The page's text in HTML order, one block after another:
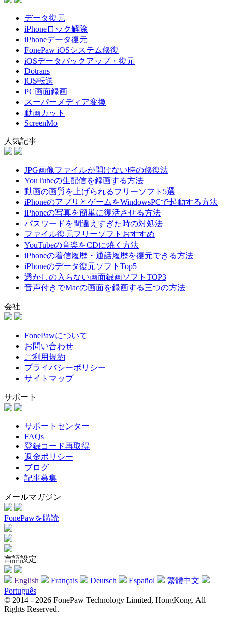
データ復元
iPhoneロック解除
iPhoneデータ復元
FonePaw iOSシステム修復
iOSデータバックアップ・復元
Dotrans
iOS転送
PC画面録画
スーパーメディア変換
動画カット
ScreenMo
人気記事
JPG画像ファイルが開けない時の修復法
YouTubeの生配信を録画する方法
動画の画質を上げられるフリーソフト5選
iPhoneのアプリとゲームをWindowsPCで起動する方法
iPhoneの写真を簡単に復活させる方法
パスワードを間違えすぎた時の対処法
ファイル復元フリーソフトおすすめ
YouTubeの音楽をCDに焼く方法
iPhoneの着信履歴・通話履歴を復元できる方法
iPhoneのデータ復元ソフトTop5
透かしの入らない画面録画ソフトTOP3
音声付きでMacの画面を録画する三つの方法
会社
FonePawについて
お問い合わせ
ご利用規約
プライバシーポリシー
サイトマップ
サポート
サポートセンター
FAQs
登録コード再取得
返金ポリシー
ブログ
記事募集
メールマガジン
FonePawを購読
言語設定
English Français Deutsch Español
繁體中文
Português
© 2014 - 2026 FonePaw Technology Limited, HongKong. All
Rights Reserved.